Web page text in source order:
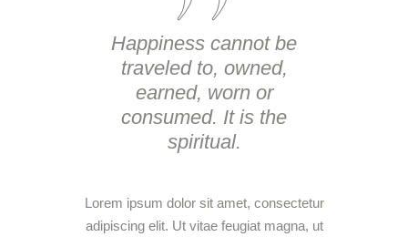
Happiness cannot be
traveled to, owned,
earned, worn or
consumed. It is the
spiritual.
Lorem ipsum dolor sit amet, consectetur
adipiscing elit. Ut vitae feugiat magna, ut